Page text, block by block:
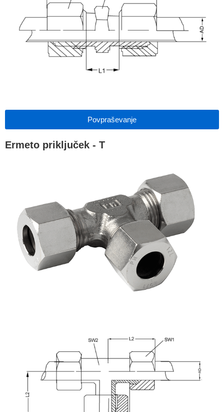
Povpraševanje
Ermeto priključek - T